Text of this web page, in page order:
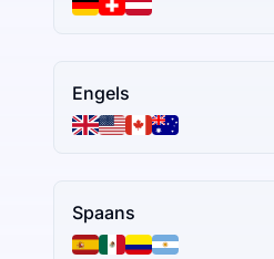
Engels
Spaans